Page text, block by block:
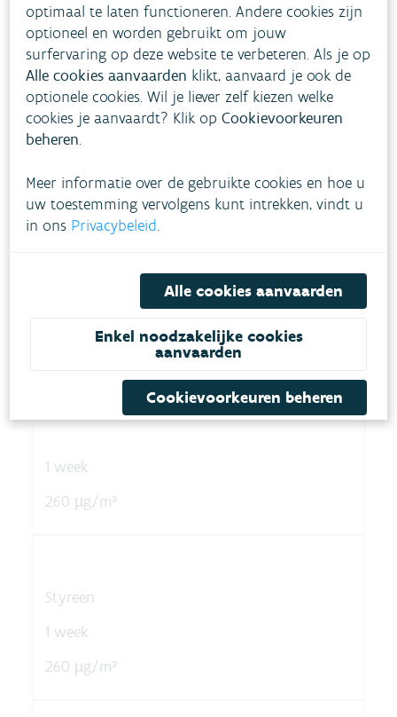
Doelstellingen
Advieswaarde
1,2-dichloorethaan
1 dag
700 µg/m³
1000 µg/m³
1 week
260 µg/m³
Styreen
1 week
260 µg/m³
optimaal te laten functioneren. Andere cookies zijn
optioneel en worden gebruikt om jouw
surfervaring op deze website te verbeteren. Als je op
Alle cookies aanvaarden klikt, aanvaard je ook de
optionele cookies. Wil je liever zelf kiezen welke
cookies je aanvaardt? Klik opCookievoorkeuren
beheren.
Meer informatie over de gebruikte cookies en hoe u
uw toestemming vervolgens kunt intrekken, vindt u
in ons Privacybeleid.
Alle cookies aanvaarden
Enkel noodzakelijke cookies
aanvaarden
Cookievoorkeuren beheren